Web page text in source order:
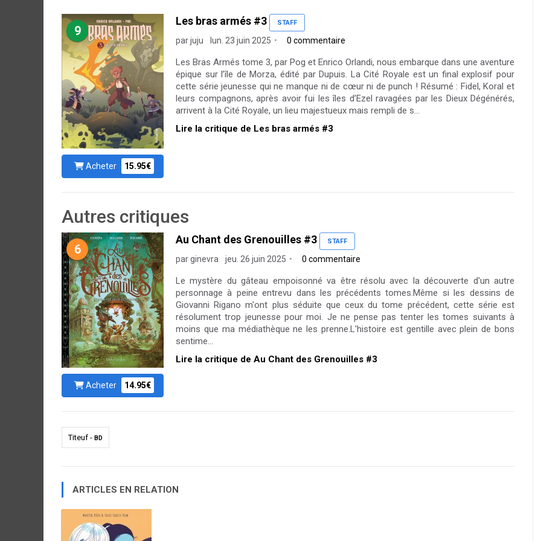
9
Acheter 15.95€
Les bras armés #3 STAFF
par juju lun. 23 juin 2025 0 commentaire
Les Bras Armés tome 3, par Pog et Enrico Orlandi, nous embarque dans une aventure
épique sur l’île de Morza, édité par Dupuis. La Cité Royale est un final explosif pour
cette série jeunesse qui ne manque ni de cœur ni de punch ! Résumé : Fidel, Koral et
leurs compagnons, après avoir fui les îles d’Ezel ravagées par les Dieux Dégénérés,
arrivent à la Cité Royale, un lieu majestueux mais rempli de s...
Lire la critique de Les bras armés #3
Autres critiques
6
Acheter 14.95€
Au Chant des Grenouilles #3 STAFF
par ginevra jeu. 26 juin 2025 0 commentaire
Le mystère du gâteau empoisonné va être résolu avec la découverte d'un autre
personnage à peine entrevu dans les précédents tomes.Même si les dessins de
Giovanni Rigano m'ont plus séduite que ceux du tome précédent, cette série est
résolument trop jeunesse pour moi. Je ne pense pas tenter les tomes suivants à
moins que ma médiathèque ne les prenne.L'histoire est gentille avec plein de bons
sentime...
Lire la critique de Au Chant des Grenouilles #3
Titeuf - BD
ARTICLES EN RELATION